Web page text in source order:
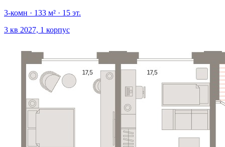
3-комн · 133 м² · 15 эт.
3 кв 2027, 1 корпус